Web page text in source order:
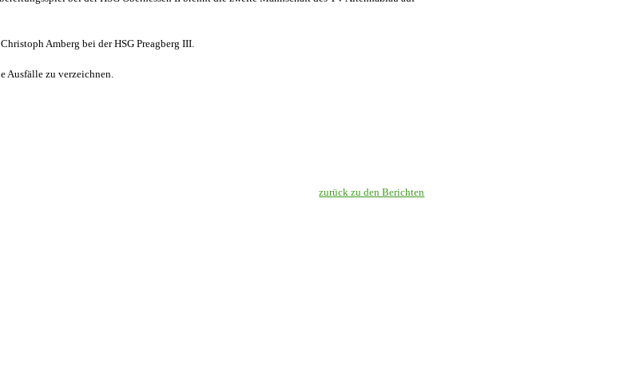
Amberg bei der HSG Preagberg III.
Ausfälle zu verzeichnen.
zurück zu den Berichten